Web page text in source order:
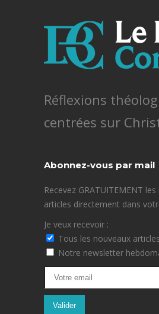
Réflexions
centrées sur
Abonnez-vous par mail
Recevez GRATUITEMENT
articles directement dans
Je veux recevoir :
Tous les nouveaux articles
Notre newsletter